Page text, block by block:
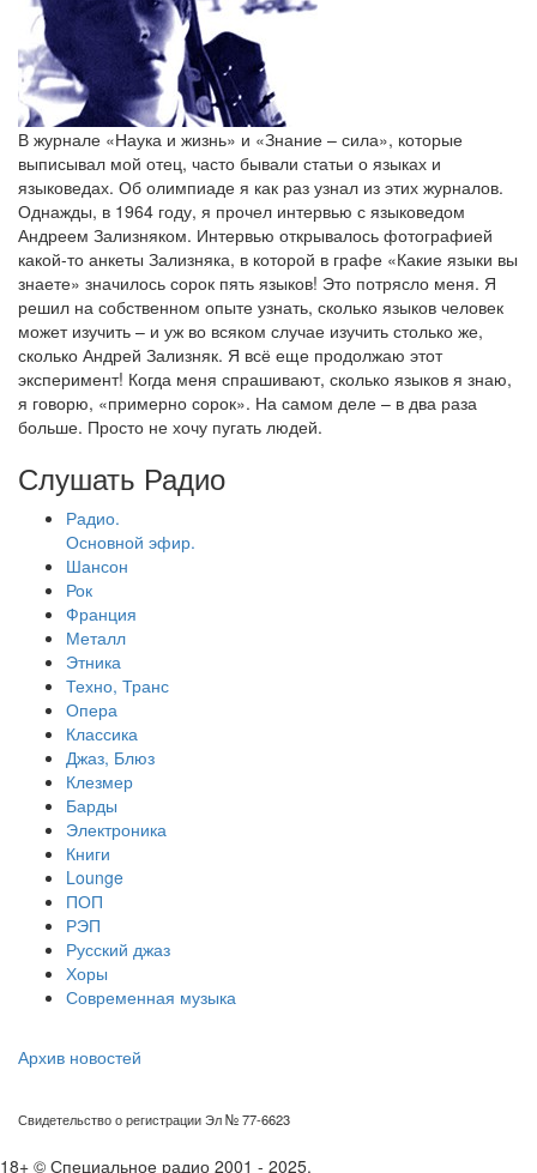
В журнале «Наука и жизнь» и «Знание – сила», которые
выписывал мой отец, часто бывали статьи о языках и
языковедах. Об олимпиаде я как раз узнал из этих журналов.
Однажды, в 1964 году, я прочел интервью с языковедом
Андреем Зализняком. Интервью открывалось фотографией
какой-то анкеты Зализняка, в которой в графе «Какие языки вы
знаете» значилось сорок пять языков! Это потрясло меня. Я
решил на собственном опыте узнать, сколько языков человек
может изучить – и уж во всяком случае изучить столько же,
сколько Андрей Зализняк. Я всё еще продолжаю этот
эксперимент! Когда меня спрашивают, сколько языков я знаю,
я говорю, «примерно сорок». На самом деле – в два раза
больше. Просто не хочу пугать людей.
Слушать Радио
Радио.
Основной эфир.
Шансон
Рок
Франция
Металл
Этника
Техно, Транс
Опера
Классика
Джаз, Блюз
Клезмер
Барды
Электроника
Книги
Lounge
ПОП
РЭП
Русский джаз
Хоры
Современная музыка
Архив новостей
Свидетельство о регистрации Эл № 77-6623
18+ © Специальное радио 2001 - 2025.